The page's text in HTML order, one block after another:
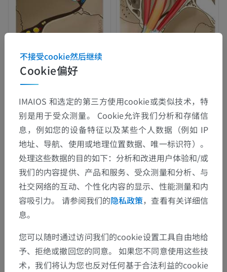
Cookie偏好
不接受cookie然后继续
IMAIOS 和选定的第三方使用cookie或类似技术，特
别是用于受众测量。 Cookie允许我们分析和存储信
息，例如您的设备特征以及某些个人数据（例如 IP
地址、导航、使用或地理位置数据、唯一标识符）。
处理这些数据的目的如下：分析和改进用户体验和/或
我们的内容提供、产品和服务、受众测量和分析、与
社交网络的互动、个性化内容的显示、性能测量和内
容吸引力。 请参阅我们的隐私政策，查看有关详细信
息。
您可以随时通过访问我们的cookie设置工具自由地给
予、拒绝或撤回您的同意。 如果您不同意使用这些技
术，我们将认为您也反对任何基于合法利益的cookie